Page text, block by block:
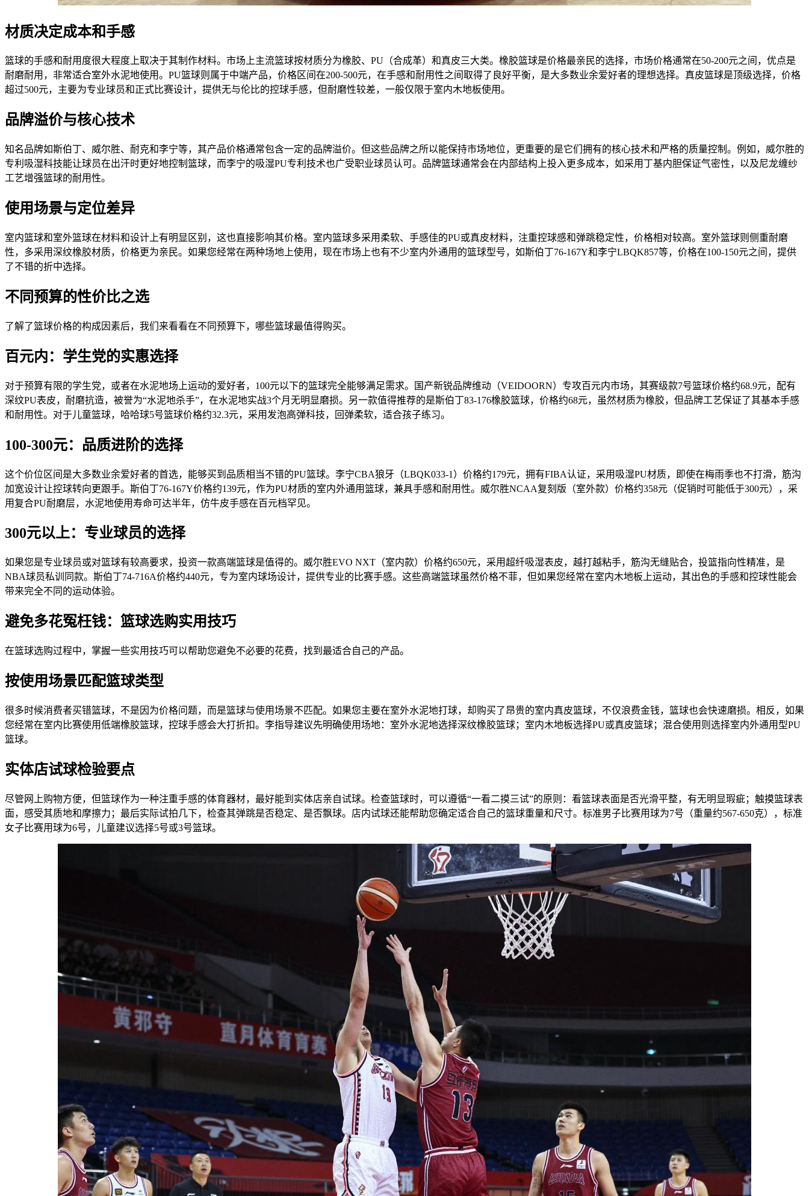
材质决定成本和手感
篮球的手感和耐用度很大程度上取决于其制作材料。市场上主流篮球按材质分为橡胶、PU（合成革）和真皮三大类。橡胶篮球是价格最亲民的选择，市场价格通常在50-200元之间，优点是
耐磨耐用，非常适合室外水泥地使用。PU篮球则属于中端产品，价格区间在200-500元，在手感和耐用性之间取得了良好平衡，是大多数业余爱好者的理想选择。真皮篮球是顶级选择，价格
超过500元，主要为专业球员和正式比赛设计，提供无与伦比的控球手感，但耐磨性较差，一般仅限于室内木地板使用。
品牌溢价与核心技术
知名品牌如斯伯丁、威尔胜、耐克和李宁等，其产品价格通常包含一定的品牌溢价。但这些品牌之所以能保持市场地位，更重要的是它们拥有的核心技术和严格的质量控制。例如，威尔胜的
专利吸湿科技能让球员在出汗时更好地控制篮球，而李宁的吸湿PU专利技术也广受职业球员认可。品牌篮球通常会在内部结构上投入更多成本，如采用丁基内胆保证气密性，以及尼龙缠纱
工艺增强篮球的耐用性。
使用场景与定位差异
室内篮球和室外篮球在材料和设计上有明显区别，这也直接影响其价格。室内篮球多采用柔软、手感佳的PU或真皮材料，注重控球感和弹跳稳定性，价格相对较高。室外篮球则侧重耐磨
性，多采用深纹橡胶材质，价格更为亲民。如果您经常在两种场地上使用，现在市场上也有不少室内外通用的篮球型号，如斯伯丁76-167Y和李宁LBQK857等，价格在100-150元之间，提供
了不错的折中选择。
不同预算的性价比之选
了解了篮球价格的构成因素后，我们来看看在不同预算下，哪些篮球最值得购买。
百元内：学生党的实惠选择
对于预算有限的学生党，或者在水泥地场上运动的爱好者，100元以下的篮球完全能够满足需求。国产新锐品牌维动（VEIDOORN）专攻百元内市场，其赛级款7号篮球价格约68.9元，配有
深纹PU表皮，耐磨抗造，被誉为“水泥地杀手”，在水泥地实战3个月无明显磨损。另一款值得推荐的是斯伯丁83-176橡胶篮球，价格约68元，虽然材质为橡胶，但品牌工艺保证了其基本手感
和耐用性。对于儿童篮球，哈哈球5号篮球价格约32.3元，采用发泡高弹科技，回弹柔软，适合孩子练习。
100-300元：品质进阶的选择
这个价位区间是大多数业余爱好者的首选，能够买到品质相当不错的PU篮球。李宁CBA狼牙（LBQK033-1）价格约179元，拥有FIBA认证，采用吸湿PU材质，即使在梅雨季也不打滑，筋沟
加宽设计让控球转向更跟手。斯伯丁76-167Y价格约139元，作为PU材质的室内外通用篮球，兼具手感和耐用性。威尔胜NCAA复刻版（室外款）价格约358元（促销时可能低于300元），采
用复合PU耐磨层，水泥地使用寿命可达半年，仿牛皮手感在百元档罕见。
300元以上：专业球员的选择
如果您是专业球员或对篮球有较高要求，投资一款高端篮球是值得的。威尔胜EVO NXT（室内款）价格约650元，采用超纤吸湿表皮，越打越粘手，筋沟无缝贴合，投篮指向性精准，是
NBA球员私训同款。斯伯丁74-716A价格约440元，专为室内球场设计，提供专业的比赛手感。这些高端篮球虽然价格不菲，但如果您经常在室内木地板上运动，其出色的手感和控球性能会
带来完全不同的运动体验。
避免多花冤枉钱：篮球选购实用技巧
在篮球选购过程中，掌握一些实用技巧可以帮助您避免不必要的花费，找到最适合自己的产品。
按使用场景匹配篮球类型
很多时候消费者买错篮球，不是因为价格问题，而是篮球与使用场景不匹配。如果您主要在室外水泥地打球，却购买了昂贵的室内真皮篮球，不仅浪费金钱，篮球也会快速磨损。相反，如果
您经常在室内比赛使用低端橡胶篮球，控球手感会大打折扣。李指导建议先明确使用场地：室外水泥地选择深纹橡胶篮球；室内木地板选择PU或真皮篮球；混合使用则选择室内外通用型PU
篮球。
实体店试球检验要点
尽管网上购物方便，但篮球作为一种注重手感的体育器材，最好能到实体店亲自试球。检查篮球时，可以遵循“一看二摸三试”的原则：看篮球表面是否光滑平整，有无明显瑕疵；触摸篮球表
面，感受其质地和摩擦力；最后实际试拍几下，检查其弹跳是否稳定、是否飘球。店内试球还能帮助您确定适合自己的篮球重量和尺寸。标准男子比赛用球为7号（重量约567-650克），标准
女子比赛用球为6号，儿童建议选择5号或3号篮球。